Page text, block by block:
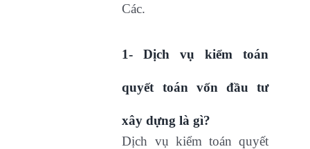
Các.
1- Dịch vụ kiểm toán
quyết toán vốn đầu tư
xây dựng là gì?
Dịch vụ kiểm toán quyết